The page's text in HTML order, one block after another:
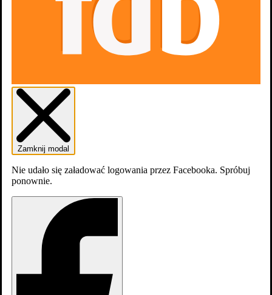
Zamknij modal
Nie udało się załadować logowania przez Facebooka. Spróbuj
ponownie.